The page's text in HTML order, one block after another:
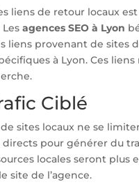
liens de retour locaux
Lesagences SEO à Lyon
provenant de sites
à Lyon. Ces
Ciblé
sites locaux ne se
pour générer du
locales seront plus
site de l’agence.